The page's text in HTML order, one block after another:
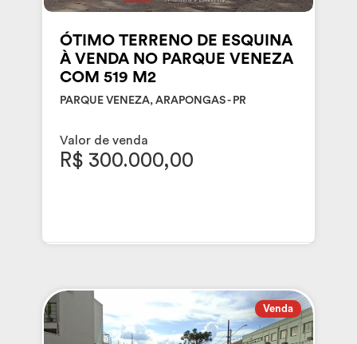
ÓTIMO TERRENO DE ESQUINA
À VENDA NO PARQUE VENEZA
COM 519 M2
PARQUE VENEZA, ARAPONGAS - PR
Valor de venda
R$ 300.000,00
Venda